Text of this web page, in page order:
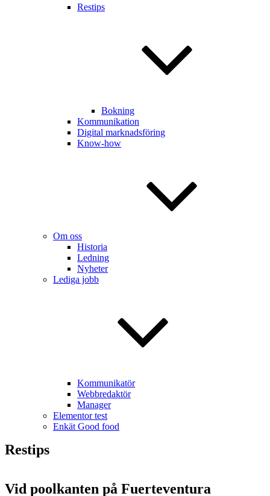
Restips
Bokning
Kommunikation
Digital marknadsföring
Know-how
Om oss
Historia
Ledning
Nyheter
Lediga jobb
Kommunikatör
Webbredaktör
Manager
Elementor test
Enkät Good food
Restips
Vid poolkanten på Fuerteventura